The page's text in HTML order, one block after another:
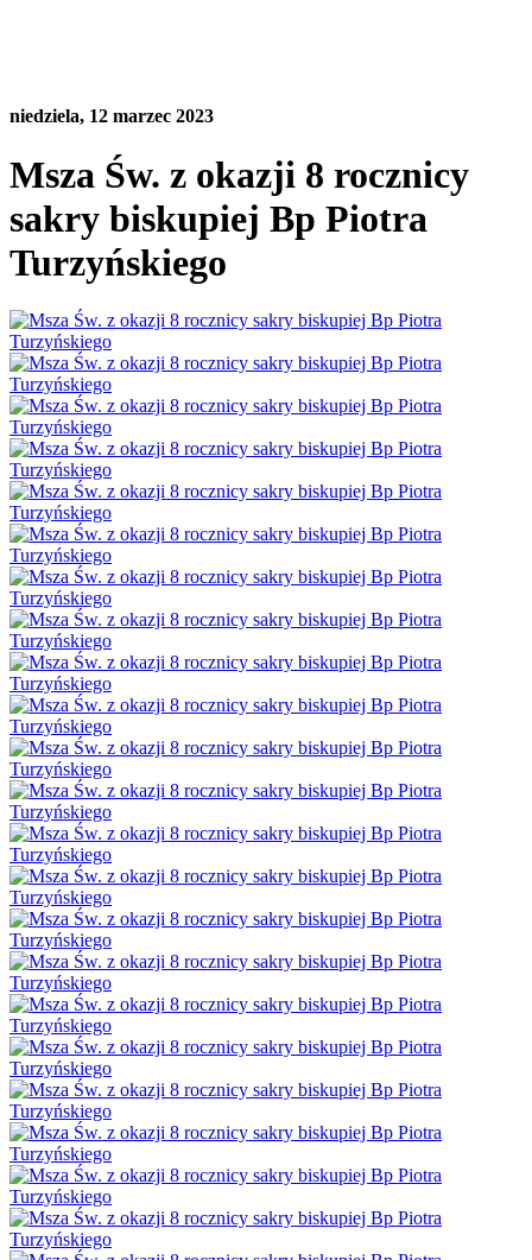
niedziela, 12 marzec 2023
Msza Św. z okazji 8 rocznicy
sakry biskupiej Bp Piotra
Turzyńskiego